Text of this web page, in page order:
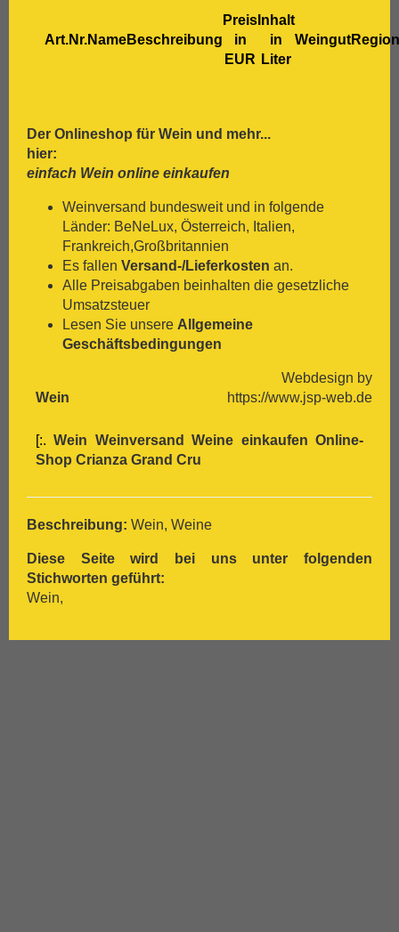
[:. Negroamaro
[:. Petit Verdot
[:. Pinot Blanc
[:. Pinot Gris
Pinot Noir
Pinotage
Primitivo
Refosco
Riesling
Rivaner
Rote Malvasia
Samtrot
[:. Sauvignon Blanc
[:. Sémillon
[:. Shiraz
[:. Spätburgunder
[:. Syrah
[:. Traminer
[:. Trebbiano
[:. Trepat
[:. Verdejo
Art.Nr.NameBeschreibung
Preis
in
EUR
Inhalt
in
Liter
WeingutRegion
Der Onlineshop für Wein und mehr...
hier:
einfach Wein online einkaufen
Weinversand bundesweit und in folgende
Länder: BeNeLux, Österreich, Italien,
Frankreich,Großbritannien
Es fallen Versand-/Lieferkosten an.
Alle Preisabgaben beinhalten die gesetzliche
Umsatzsteuer
Lesen Sie unsere Allgemeine
Geschäftsbedingungen
Wein
Webdesign by
https://www.jsp-web.de
[:.Wein Weinversand Weine einkaufen Online-
Shop Crianza Grand Cru
Beschreibung: Wein, Weine
Diese Seite wird bei uns unter folgenden
Stichworten geführt:
Wein,